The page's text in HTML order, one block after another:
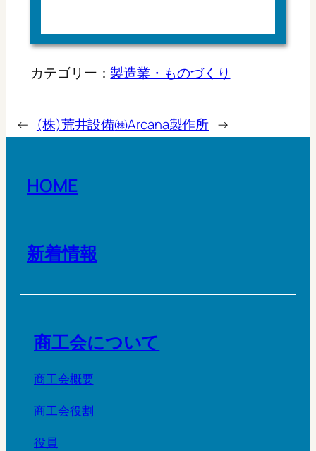
カテゴリー：製造業・ものづくり
← (株)荒井設備㈱Arcana製作所 →
HOME
新着情報
商工会について
商工会概要
商工会役割
役員